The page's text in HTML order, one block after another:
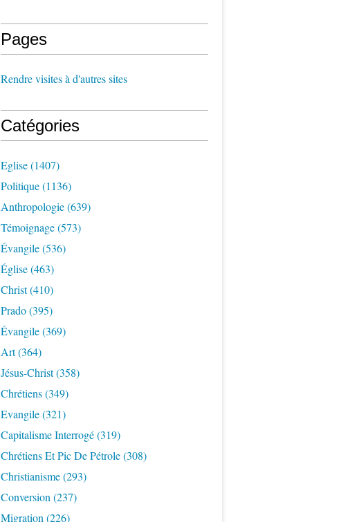
Pages
Rendre visites à d'autres sites
Catégories
Eglise(1407)
Politique(1136)
Anthropologie(639)
Témoignage(573)
Évangile(536)
Église(463)
Christ(410)
Prado(395)
Évangile(369)
Art(364)
Jésus-Christ(358)
Chrétiens(349)
Evangile(321)
Capitalisme Interrogé(319)
Chrétiens Et Pic De Pétrole(308)
Christianisme(293)
Conversion (237)
Migration (226)